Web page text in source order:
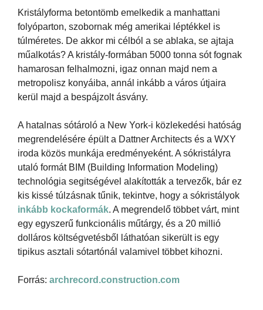
Kristályforma betontömb emelkedik a manhattani
folyóparton, szobornak még amerikai léptékkel is
túlméretes. De akkor mi célból a se ablaka, se ajtaja
műalkotás? A kristály-formában 5000 tonna sót fognak
hamarosan felhalmozni, igaz onnan majd nem a
metropolisz konyáiba, annál inkább a város útjaira
kerül majd a bespájzolt ásvány.
A hatalnas sótároló a New York-i közlekedési hatóság
megrendelésére épült a Dattner Architects és a WXY
iroda közös munkája eredményeként. A sókristályra
utaló formát BIM (Building Information Modeling)
technológia segitségével alakították a tervezők, bár ez
kis kissé túlzásnak tűnik, tekintve, hogy a sókristályok
inkább kockaformák. A megrendelő többet várt, mint
egy egyszerű funkcionális műtárgy, és a 20 millió
dolláros költségvetésből láthatóan sikerült is egy
tipikus asztali sótartónál valamivel többet kihozni.
Forrás: archrecord.construction.com